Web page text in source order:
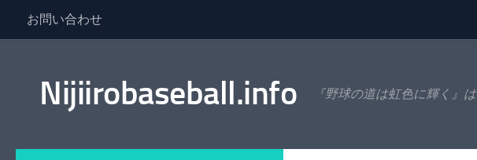
コンテンツへスキップ
お問い合わせ
Nijiirobaseball.info 『野球の道は虹色に輝く』は